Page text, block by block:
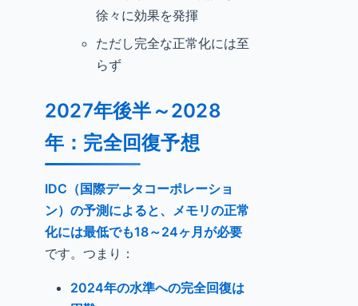
徐々に効果を発揮
ただし完全な正常化には至
らず
2027年後半～2028
年：完全回復予想
IDC（国際データコーポレーショ
ン）の予測によると、メモリの正常
化には最低でも18～24ヶ月が必要
です。つまり：
2024年の水準への完全回復は